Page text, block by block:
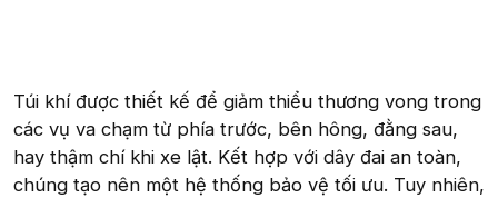
Túi khí được thiết kế để giảm thiểu thương vong trong
các vụ va chạm từ phía trước, bên hông, đằng sau,
hay thậm chí khi xe lật. Kết hợp với dây đai an toàn,
chúng tạo nên một hệ thống bảo vệ tối ưu. Tuy nhiên,